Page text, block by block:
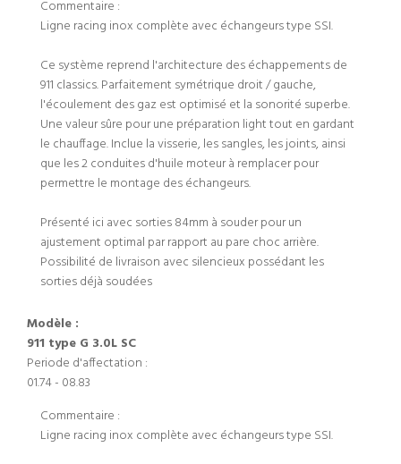
Commentaire :
Ligne racing inox complète avec échangeurs type SSI.
Ce système reprend l'architecture des échappements de
911 classics. Parfaitement symétrique droit / gauche,
l'écoulement des gaz est optimisé et la sonorité superbe.
Une valeur sûre pour une préparation light tout en gardant
le chauffage. Inclue la visserie, les sangles, les joints, ainsi
que les 2 conduites d'huile moteur à remplacer pour
permettre le montage des échangeurs.
Présenté ici avec sorties 84mm à souder pour un
ajustement optimal par rapport au pare choc arrière.
Possibilité de livraison avec silencieux possédant les
sorties déjà soudées
Modèle :
911 type G 3.0L SC
Periode d'affectation :
01.74 - 08.83
Commentaire :
Ligne racing inox complète avec échangeurs type SSI.